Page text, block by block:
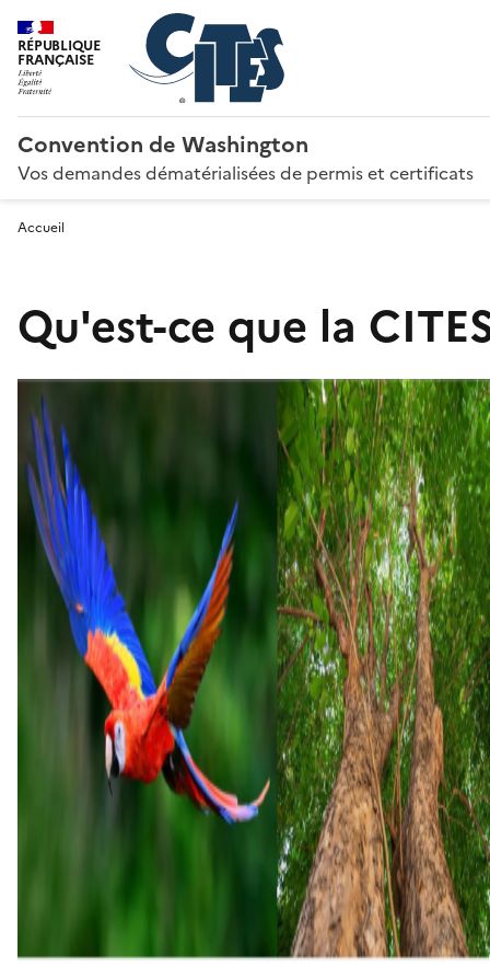
RÉPUBLIQUE
FRANÇAISE
Convention de Washington
Vos demandes dématérialisées de permis et certificats
Accueil
Qu'est-ce que la